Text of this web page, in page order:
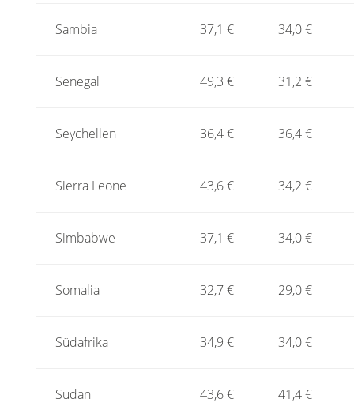
Sambia 37,1 € 34,0 €
Senegal 49,3 € 31,2 €
Seychellen 36,4 € 36,4 €
Sierra Leone 43,6 € 34,2 €
Simbabwe 37,1 € 34,0 €
Somalia 32,7 € 29,0 €
Südafrika 34,9 € 34,0 €
Sudan 43,6 € 41,4 €